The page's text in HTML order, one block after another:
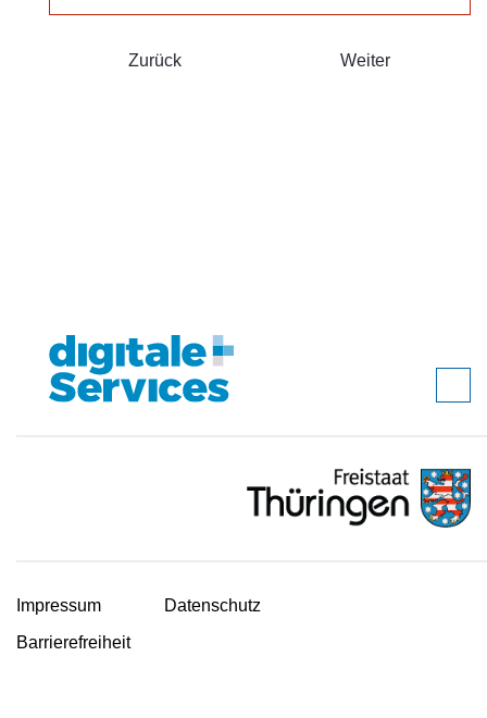
Zurück Weiter
Impressum
Datenschutz
Barrierefreiheit